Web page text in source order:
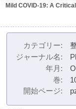
Mild COVID-19: A
カテゴリー
ジャーナル名
年月
巻
開始ページ